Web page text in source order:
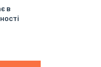
в